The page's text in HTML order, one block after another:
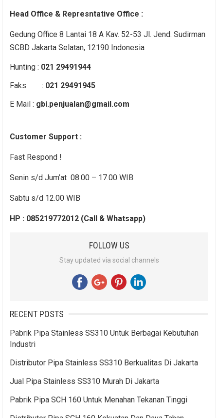
Head Office & Represntative Office :
Gedung Office 8 Lantai 18 A Kav. 52-53 Jl. Jend. Sudirman
SCBD Jakarta Selatan, 12190 Indonesia
Hunting : 021 29491944
Faks : 021 29491945
E Mail : gbi.penjualan@gmail.com
Customer Support :
Fast Respond !
Senin s/d Jum’at 08.00 – 17.00 WIB
Sabtu s/d 12.00 WIB
HP : 085219772012 (Call & Whatsapp)
FOLLOW US
Stay updated via social channels
RECENT POSTS
Pabrik Pipa Stainless SS310 Untuk Berbagai Kebutuhan
Industri
Distributor Pipa Stainless SS310 Berkualitas Di Jakarta
Jual Pipa Stainless SS310 Murah Di Jakarta
Pabrik Pipa SCH 160 Untuk Menahan Tekanan Tinggi